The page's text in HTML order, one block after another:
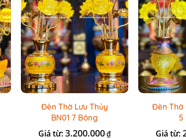
Đèn Thờ Lưu Thủy
BN01 7 Bông
Giá từ:3.200.000₫
Đèn Thờ
5
Giá từ: